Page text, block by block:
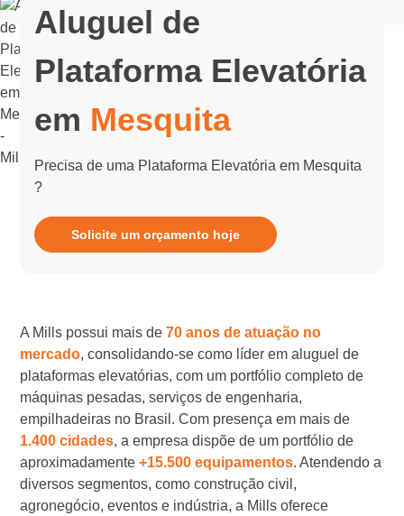
Aluguel de
Plataforma Elevatória
em Mesquita
Precisa de uma Plataforma Elevatória em Mesquita
?
Solicite um orçamento hoje
A Mills possui mais de70 anos de atuação no
mercado, consolidando-se como líder em aluguel de
plataformas elevatórias, com um portfólio completo de
máquinas pesadas, serviços de engenharia,
empilhadeiras no Brasil. Com presença em mais de
1.400 cidades, a empresa dispõe de um portfólio de
aproximadamente+15.500 equipamentos. Atendendo a
diversos segmentos, como construção civil,
agronegócio, eventos e indústria, a Mills oferece